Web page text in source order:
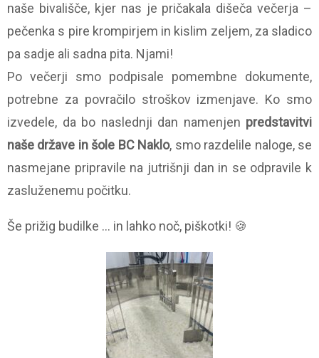
naše bivališče, kjer nas je pričakala dišeča večerja –
pečenka s pire krompirjem in kislim zeljem, za sladico
pa sadje ali sadna pita. Njami!
Po večerji smo podpisale pomembne dokumente,
potrebne za povračilo stroškov izmenjave. Ko smo
izvedele, da bo naslednji dan namenjen predstavitvi
naše države in šole BC Naklo, smo razdelile naloge, se
nasmejane pripravile na jutrišnji dan in se odpravile k
zasluženemu počitku.
Še prižig budilke … in lahko noč, piškotki! 🍪